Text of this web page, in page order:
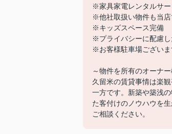
※家具家電レンタルサー
※他社取扱い物件も当
※キッズスペース完備
※プライバシーに配慮
※お客様駐車場ございま
～物件を所有のオーナー
久留米の賃貸事情は楽
一方です。新築や築浅
た客付けのノウハウを
ご相談ください。